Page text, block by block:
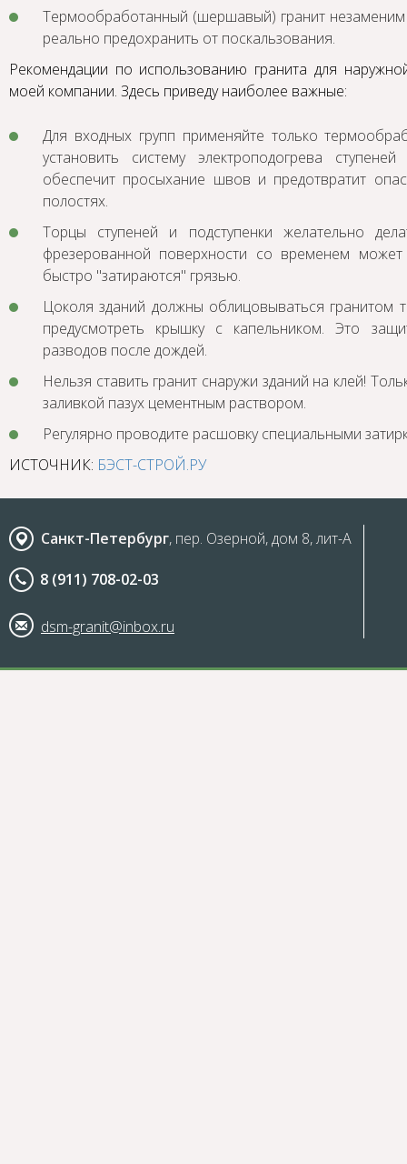
Термообработанный (шершавый) гранит незаменим
реально предохранить от поскальзования.
Рекомендации по использованию гранита для
моей компании. Здесь приведу наиболее важные:
Для входных групп применяйте только
установить систему электроподогрева
обеспечит просыхание швов и предотвратит
полостях.
Торцы ступеней и подступенки желательно
фрезерованной поверхности со временем
быстро "затираются" грязью.
Цоколя зданий должны облицовываться
предусмотреть крышку с капельником. Это
разводов после дождей.
Нельзя ставить гранит снаружи зданий на клей!
заливкой пазух цементным раствором.
Регулярно проводите расшовку специальными
ИСТОЧНИК: БЭСТ-СТРОЙ.РУ
Санкт-Петербург, пер. Озерной, дом 8, лит-А
8 (911) 708-02-03
dsm-granit@inbox.ru